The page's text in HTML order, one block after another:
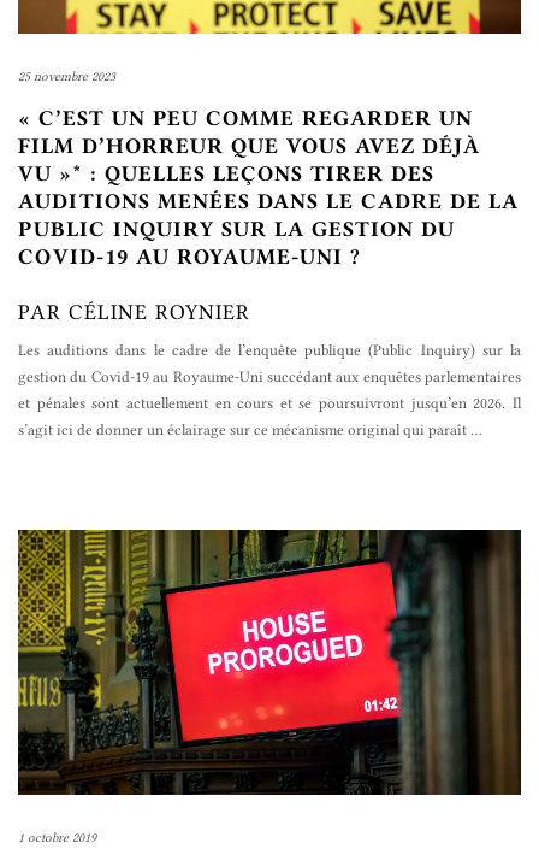
25 novembre 2023
« C’EST UN PEU COMME REGARDER UN
FILM D’HORREUR QUE VOUS AVEZ DÉJÀ
VU »* : QUELLES LEÇONS TIRER DES
AUDITIONS MENÉES DANS LE CADRE DE LA
PUBLIC INQUIRY SUR LA GESTION DU
COVID-19 AU ROYAUME-UNI ?
PAR CÉLINE ROYNIER
Les auditions dans le cadre de l’enquête publique (Public Inquiry) sur la
gestion du Covid-19 au Royaume-Uni succédant aux enquêtes parlementaires
et pénales sont actuellement en cours et se poursuivront jusqu’en 2026. Il
s’agit ici de donner un éclairage sur ce mécanisme original qui paraît …
1 octobre 2019